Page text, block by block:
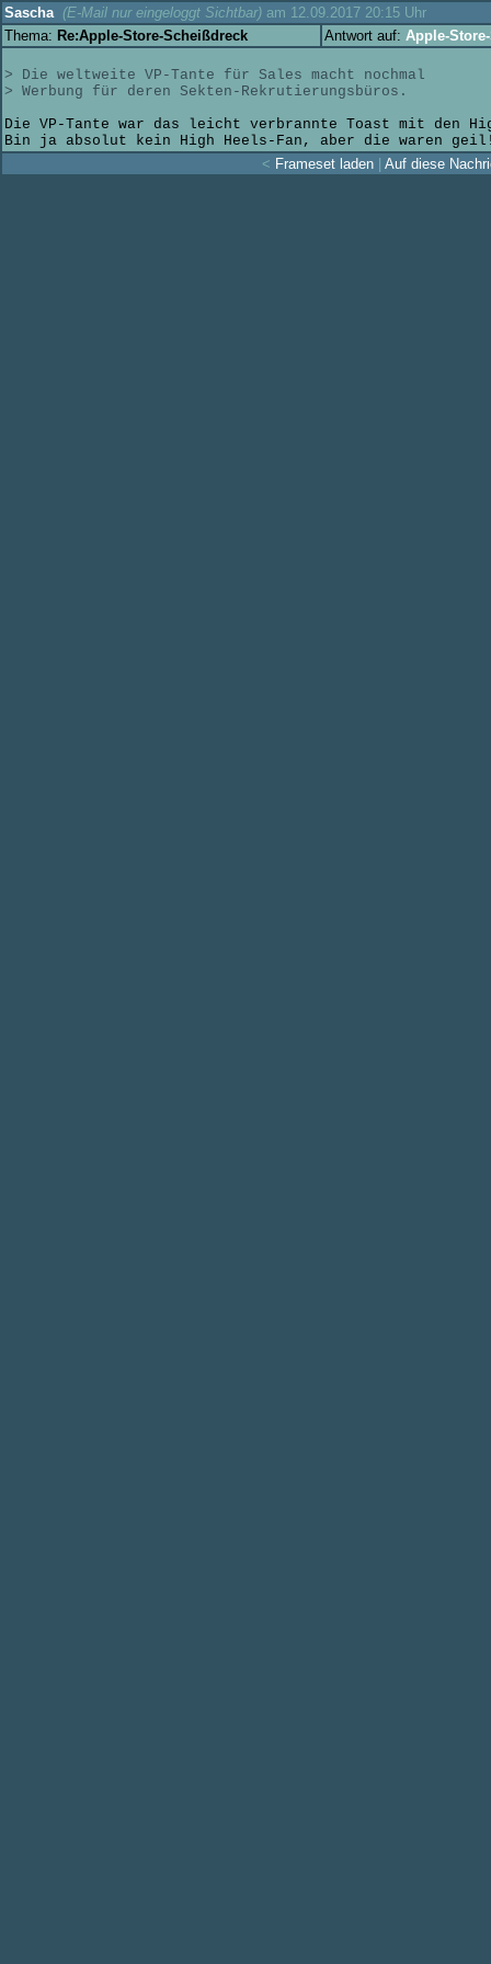
Sascha (E-Mail nur eingeloggt Sichtbar) am 12.09.2017 20:15 Uhr
Thema: Re:Apple-Store-Scheißdreck Antwort auf: Apple-
> Die weltweite VP-Tante für Sales macht nochmal
> Werbung für deren Sekten-Rekrutierungsbüros.
Die VP-Tante war das leicht verbrannte Toast mit den
Bin ja absolut kein High Heels-Fan, aber die waren
< Frameset laden Auf diese